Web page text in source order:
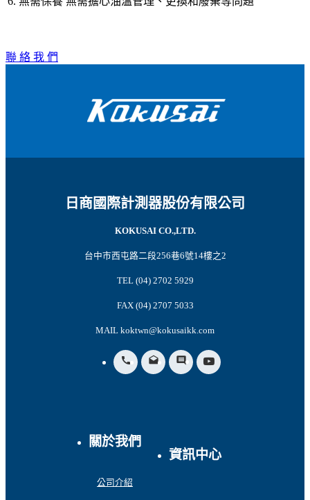
聯 絡 我 們
日商國際計測器股份有限公司
KOKUSAI CO.,LTD.
台中市西屯路二段256巷6號14樓之2
TEL (04) 2702 5929
FAX (04) 2707 5033
MAIL koktwn@kokusaikk.com
call drafts insert_comment
關於我們
公司介紹
資訊中心